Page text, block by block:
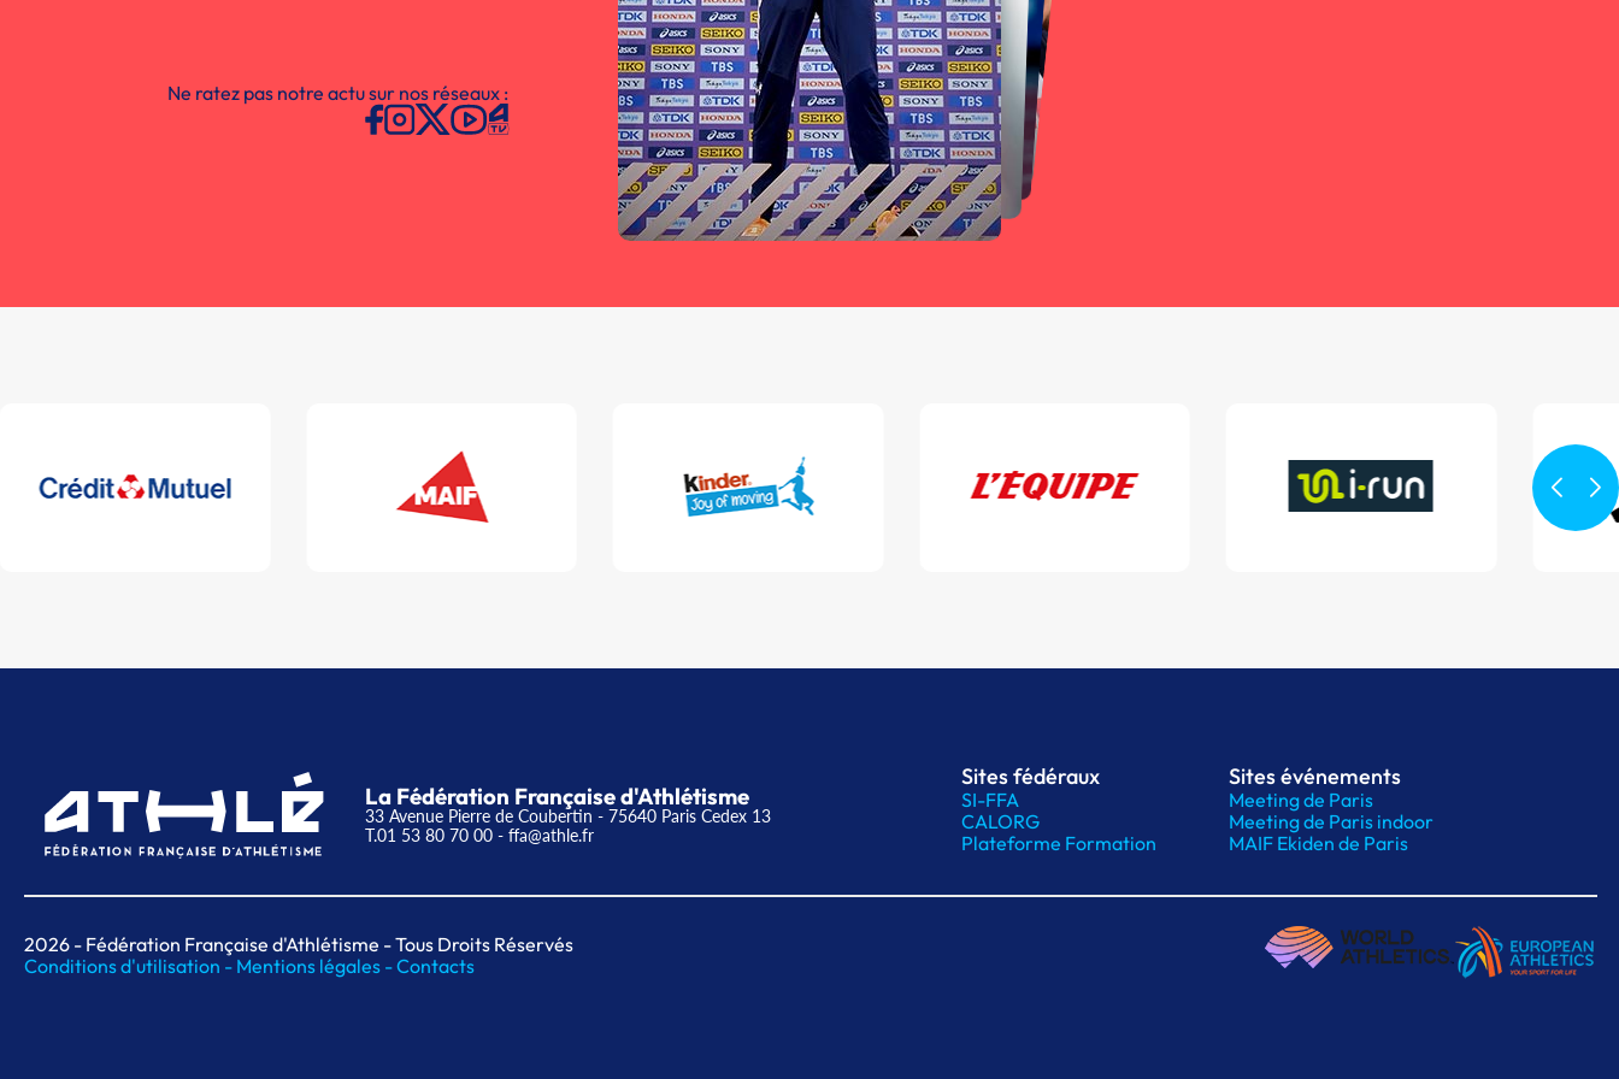
Ne ratez pas notre actu sur nos réseaux :
La Fédération Française d'Athlétisme
33 Avenue Pierre de Coubertin - 75640 Paris Cedex 13
T.01 53 80 70 00 - ffa@athle.fr
Sites fédéraux
SI-FFA
CALORG
Plateforme Formation
Sites événements
Meeting de Paris
Meeting de Paris indoor
MAIF Ekiden de Paris
2026 - Fédération Française d'Athlétisme - Tous Droits Réservés
Conditions d'utilisation - Mentions légales -Contacts